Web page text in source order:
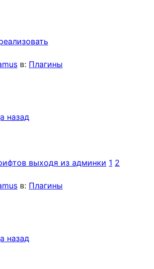
в: Плагины
назад
выходя из админки 1 2
в: Плагины
назад